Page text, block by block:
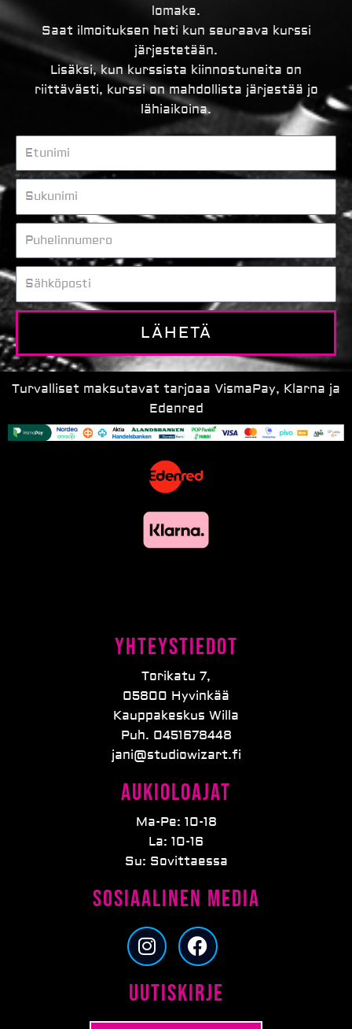
lomake.
Saat ilmoituksen heti kun seuraava kurssi
järjestetään.
Lisäksi, kun kurssista kiinnostuneita on
riittävästi, kurssi on mahdollista järjestää jo
lähiaikoina.
Sukunimi
Sähköposti
LÄHETÄ
Turvalliset maksutavat tarjoaa VismaPay, Klarna ja
Edenred
Yhteystiedot
Torikatu 7,
05800 Hyvinkää
Kauppakeskus Willa
Puh. 0451678448
jani@studiowizart.fi
Aukioloajat
Ma-Pe: 10-18
La: 10-16
Su: Sovittaessa
Sosiaalinen media
I
n
t
F
a
e
Uutiskirje